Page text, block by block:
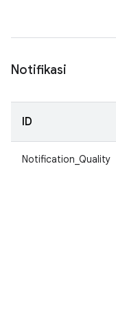
Notifikasi
ID
Notification_Quality